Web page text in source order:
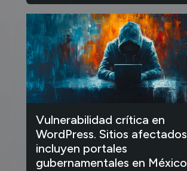
Vulnerabilidad crítica en
WordPress. Sitios afectados
incluyen portales
gubernamentales en México